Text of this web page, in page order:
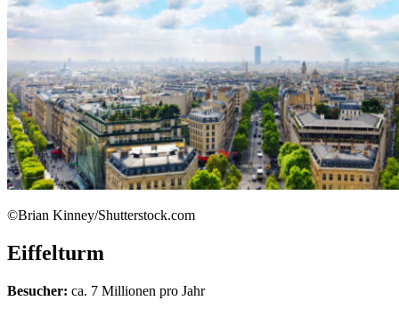
©Brian Kinney/Shutterstock.com
Eiffelturm
Besucher: ca. 7 Millionen pro Jahr